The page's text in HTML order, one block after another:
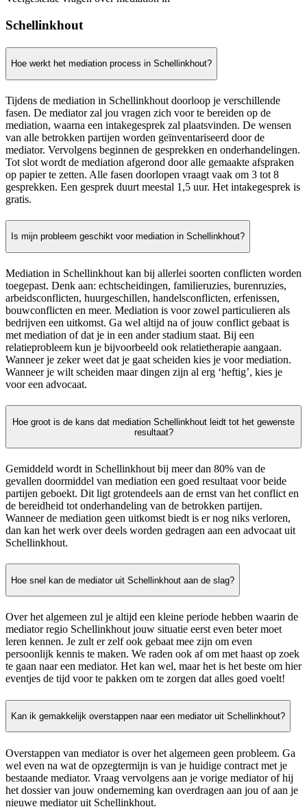
Schellinkhout
Hoe werkt het mediation process in Schellinkhout?
Tijdens de mediation in Schellinkhout doorloop je verschillende
fasen. De mediator zal jou vragen zich voor te bereiden op de
mediation, waarna een intakegesprek zal plaatsvinden. De wensen
van alle betrokken partijen worden geïnventariseerd door de
mediator. Vervolgens beginnen de gesprekken en onderhandelingen.
Tot slot wordt de mediation afgerond door alle gemaakte afspraken
op papier te zetten. Alle fasen doorlopen vraagt vaak om 3 tot 8
gesprekken. Een gesprek duurt meestal 1,5 uur. Het intakegesprek is
gratis.
Is mijn probleem geschikt voor mediation in Schellinkhout?
Mediation in Schellinkhout kan bij allerlei soorten conflicten worden
toegepast. Denk aan: echtscheidingen, familieruzies, burenruzies,
arbeidsconflicten, huurgeschillen, handelsconflicten, erfenissen,
bouwconflicten en meer. Mediation is voor zowel particulieren als
bedrijven een uitkomst. Ga wel altijd na of jouw conflict gebaat is
met mediation of dat je in een ander stadium staat. Bij een
relatieprobleem kun je bijvoorbeeld ook relatietherapie aangaan.
Wanneer je zeker weet dat je gaat scheiden kies je voor mediation.
Wanneer je wilt scheiden maar dingen zijn al erg ‘heftig’, kies je
voor een advocaat.
Hoe groot is de kans dat mediation Schellinkhout leidt tot het gewenste
resultaat?
Gemiddeld wordt in Schellinkhout bij meer dan 80% van de
gevallen doormiddel van mediation een goed resultaat voor beide
partijen geboekt. Dit ligt grotendeels aan de ernst van het conflict en
de bereidheid tot onderhandeling van de betrokken partijen.
Wanneer de mediation geen uitkomst biedt is er nog niks verloren,
dan kan het werk over deels worden gedragen aan een advocaat uit
Schellinkhout.
Hoe snel kan de mediator uit Schellinkhout aan de slag?
Over het algemeen zul je altijd een kleine periode hebben waarin de
mediator regio Schellinkhout jouw situatie eerst even beter moet
leren kennen. Je zult er zelf ook gebaat mee zijn om even
persoonlijk kennis te maken. We raden ook af om met haast op zoek
te gaan naar een mediator. Het kan wel, maar het is het beste om hier
eventjes de tijd voor te pakken om te zorgen dat alles goed voelt!
Kan ik gemakkelijk overstappen naar een mediator uit Schellinkhout?
Overstappen van mediator is over het algemeen geen probleem. Ga
wel even na wat de opzegtermijn is van je huidige contract met je
bestaande mediator. Vraag vervolgens aan je vorige mediator of hij
het dossier van jouw onderneming kan overdragen aan jou of aan je
nieuwe mediator uit Schellinkhout.